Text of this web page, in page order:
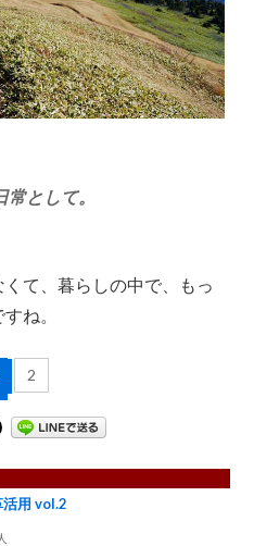
として。
くて、暮らしの中で、もっ
ね。
2
用 vol.2